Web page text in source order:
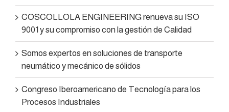
COSCOLLOLA ENGINEERING renueva su ISO
9001 y su compromiso con la gestión de Calidad
Somos expertos en soluciones de transporte
neumático y mecánico de sólidos
Congreso Iberoamericano de Tecnología para los
Procesos Industriales